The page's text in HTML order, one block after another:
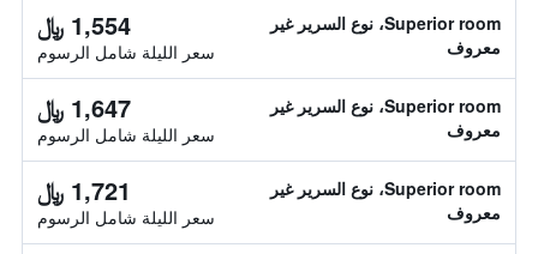
Superior room، نوع السرير غير
معروف
1,554 ﷼
سعر الليلة شامل الرسوم
Superior room، نوع السرير غير
معروف
1,647 ﷼
سعر الليلة شامل الرسوم
Superior room، نوع السرير غير
معروف
1,721 ﷼
سعر الليلة شامل الرسوم